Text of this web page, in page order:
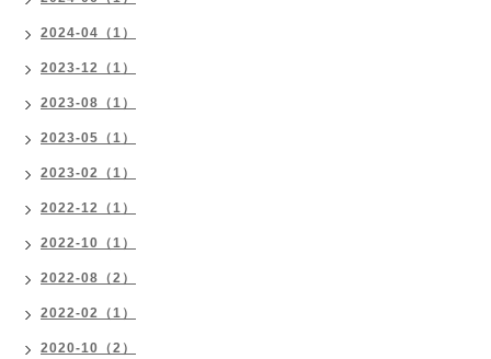
2024-04（1）
2023-12（1）
2023-08（1）
2023-05（1）
2023-02（1）
2022-12（1）
2022-10（1）
2022-08（2）
2022-02（1）
2020-10（2）